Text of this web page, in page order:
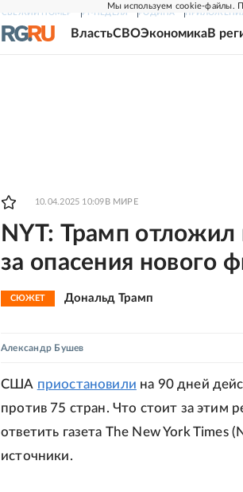
Мы используем cookie-файлы.
СВЕЖИЙ НОМЕР РГ-НЕДЕЛЯ РОДИНА
ВластьСВОЭкономикаВ
10.04.2025 10:09 В МИРЕ
NYT: Трамп
за опасения нового
СЮЖЕТ Дональд Трамп
Александр Бушев
США приостановили на 90 дней
против 75 стран. Что стоит за этим
ответить газета The New York Times
источники.